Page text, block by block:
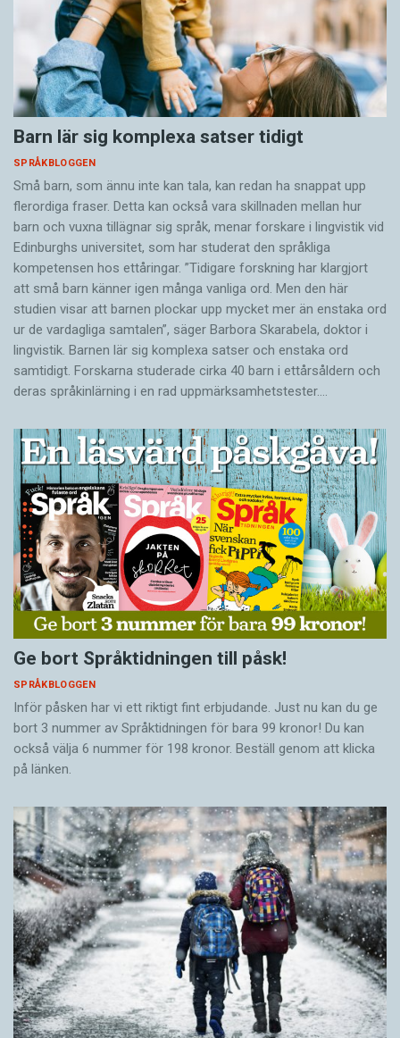
Barn lär sig komplexa satser tidigt
SPRÅKBLOGGEN
Små barn, som ännu inte kan tala, kan redan ha snappat upp
flerordiga fraser. Detta kan också vara skillnaden mellan hur
barn och vuxna tillägnar sig språk, menar forskare i lingvistik vid
Edinburghs universitet, som har studerat den språkliga
kompetensen hos ettåringar. ”Tidigare forskning har klargjort
att små barn känner igen många vanliga ord. Men den här
studien visar att barnen plockar upp mycket mer än enstaka ord
ur de vardagliga samtalen”, säger Barbora Skarabela, doktor i
lingvistik. Barnen lär sig komplexa satser och enstaka ord
samtidigt. Forskarna studerade cirka 40 barn i ettårsåldern och
deras språkinlärning i en rad uppmärksamhetstester.…
Ge bort Språktidningen till påsk!
SPRÅKBLOGGEN
Inför påsken har vi ett riktigt fint erbjudande. Just nu kan du ge
bort 3 nummer av Språktidningen för bara 99 kronor! Du kan
också välja 6 nummer för 198 kronor. Beställ genom att klicka
på länken.